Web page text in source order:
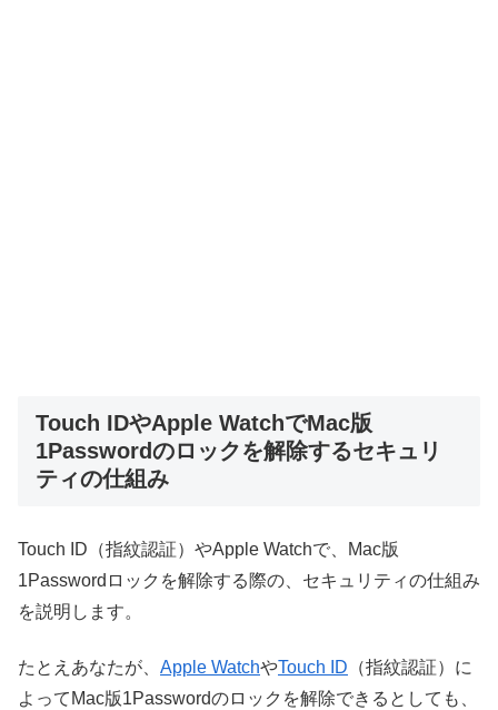
Touch IDやApple WatchでMac版
1Passwordのロックを解除するセキュリ
ティの仕組み
Touch ID（指紋認証）やApple Watchで、Mac版
1Passwordロックを解除する際の、セキュリティの仕組み
を説明します。
たとえあなたが、 Apple WatchやTouch ID （指紋認証）に
よってMac版1Passwordのロックを解除できるとしても、